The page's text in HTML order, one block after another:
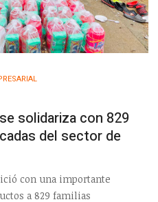
solidariza con 829
del sector de
con una importante
a 829 familias